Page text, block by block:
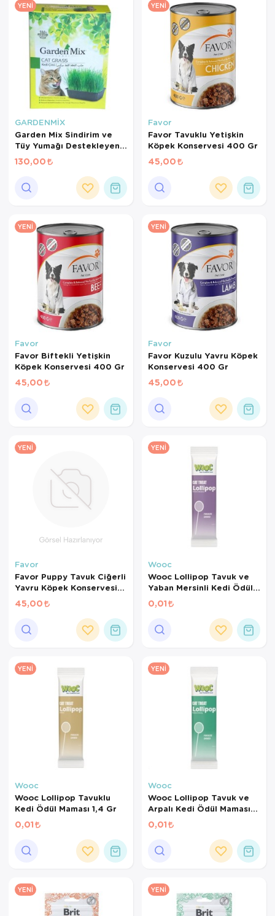
YENI
GARDENMİX
Garden Mix Sindirim ve
Tüy Yumağı Destekleyen
Kedi Çimi
130,00
YENI
Favor
Favor Tavuklu Yetişkin
Köpek Konservesi 400 Gr
45,00
YENI
Favor
Favor Biftekli Yetişkin
Köpek Konservesi 400 Gr
45,00
YENI
Favor
Favor Kuzulu Yavru Köpek
Konservesi 400 Gr
45,00
YENI
Favor
Favor Puppy Tavuk Ciğerli
Yavru Köpek Konservesi
400 Gr
45,00
YENI
Wooc
Wooc Lollipop Tavuk ve
Yaban Mersinli Kedi Ödül
Maması 1,4 Gr
0,01
YENI
Wooc
Wooc Lollipop Tavuklu
Kedi Ödül Maması 1,4 Gr
0,01
YENI
Wooc
Wooc Lollipop Tavuk ve
Arpalı Kedi Ödül Maması
1,4 Gr
0,01
YENI YENI